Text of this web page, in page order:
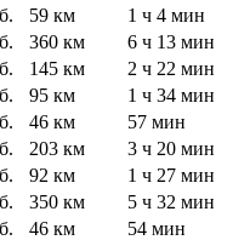
59 км
1 ч 4 мин
360 км
6 ч 13 мин
145 км
2 ч 22 мин
95 км
1 ч 34 мин
46 км
57 мин
203 км
3 ч 20 мин
92 км
1 ч 27 мин
350 км
5 ч 32 мин
46 км
54 мин